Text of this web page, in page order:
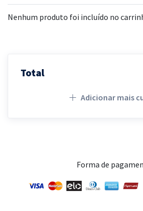
Nenhum produto foi incluído no
Total
Adicionar mais
Forma de